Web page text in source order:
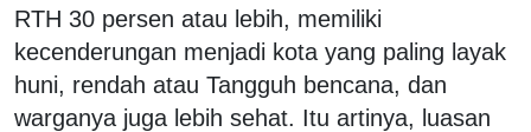
RTH 30 persen atau lebih, memiliki
kecenderungan menjadi kota yang paling layak
huni, rendah atau Tangguh bencana, dan
warganya juga lebih sehat. Itu artinya, luasan